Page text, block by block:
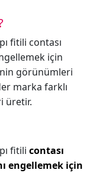
fitili contası
için
görünümleri
marka farklı
üretir.
fitili contası
engellemek için